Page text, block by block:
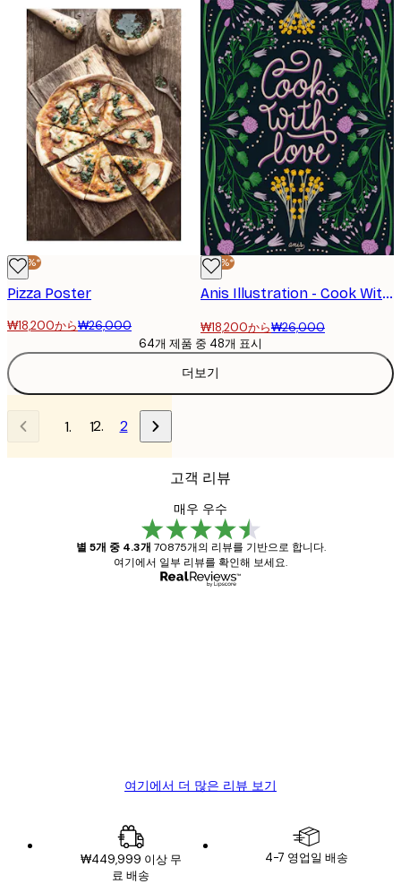
-30%*
Pizza Poster
₩18,200から₩26,000
-30%*
Anis Illustration - Cook With Love 포스터
₩18,200から₩26,000
더보기
64개 제품 중 48개 표시
1 2
고객 리뷰
매우 우수
별 5개 중 4.3개 70875개의 리뷰를 기반으로 합니다.
여기에서 일부 리뷰를 확인해 보세요.
여기에서 더 많은 리뷰 보기
₩449,999 이상 무
료 배송
4-7 영업일 배송